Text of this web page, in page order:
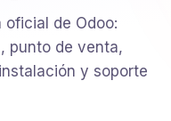
de Odoo:
punto de venta,
y soporte